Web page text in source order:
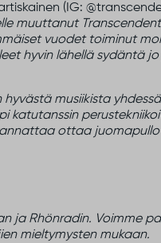
(IG:
muuttanut
vuodet toiminut
hyvin lähellä sydäntä
musiikista
katutanssin
ottaa juomapullo
ja Rhönradin. Voimme
mieltymysten mukaan.